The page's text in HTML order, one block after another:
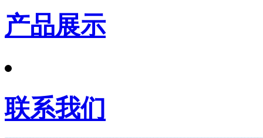
产品展示
联系我们